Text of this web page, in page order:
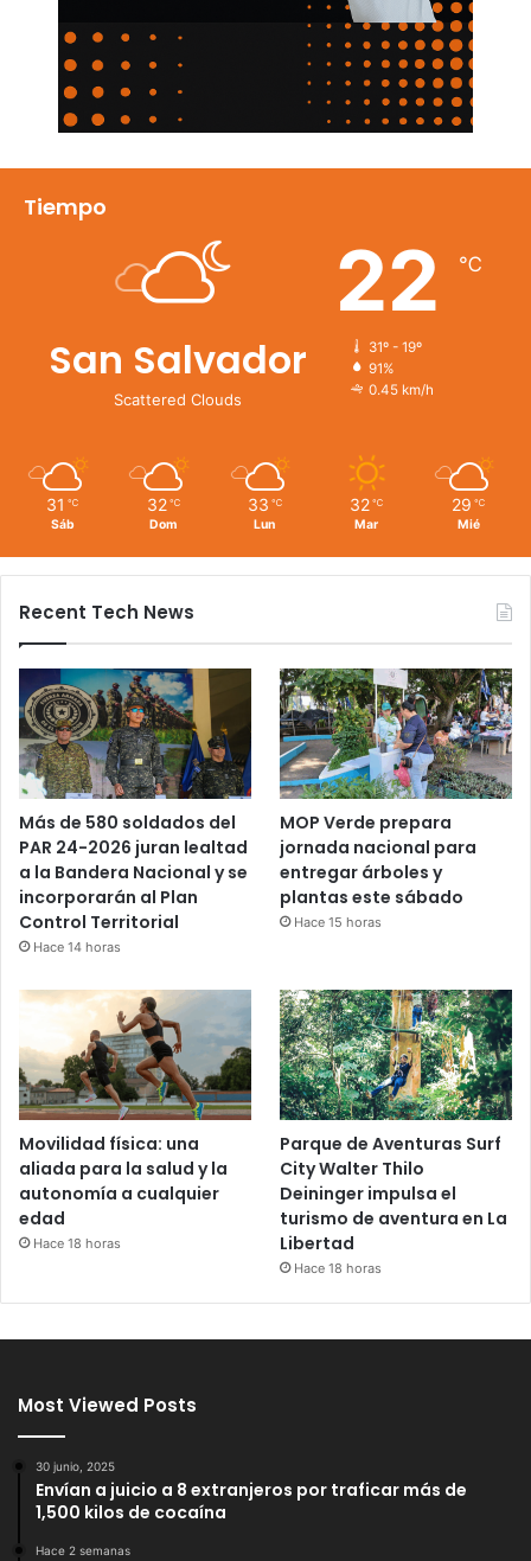
Tiempo
San Salvador
Scattered Clouds
22 ℃
31º - 19º
91%
0.45 km/h
31 ℃
Sáb
32 ℃
Dom
33 ℃
Lun
32 ℃
Mar
29 ℃
Mié
Recent Tech News
Más de 580 soldados del
PAR 24-2026 juran lealtad
a la Bandera Nacional y se
incorporarán al Plan
Control Territorial
Hace 14 horas
MOP Verde prepara
jornada nacional para
entregar árboles y
plantas este sábado
Hace 15 horas
Movilidad física: una
aliada para la salud y la
autonomía a cualquier
edad
Hace 18 horas
Parque de Aventuras Surf
City Walter Thilo
Deininger impulsa el
turismo de aventura en La
Libertad
Hace 18 horas
Most Viewed Posts
30 junio, 2025
Envían a juicio a 8 extranjeros por traficar más de
1,500 kilos de cocaína
Hace 2 semanas